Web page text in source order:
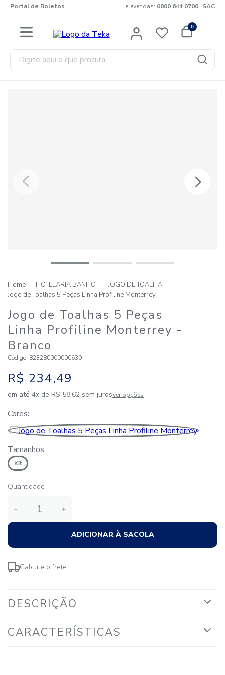
Portal de Boletos Televendas: 0800 644 0700 SAC
0
Digite aqui o que procura
HOTELARIA BANHO
JOGO DE TOALHA
Jogo de Toalhas 5 Peças Linha Profiline Monterrey
Jogo de Toalhas 5 Peças
Linha Profiline Monterrey -
Branco
Código: 823280000000630
R$ 234,49
em até 4x de R$ 58,62 sem jurosver opções
Cores
Tamanhos:
Kit
Quantidade
＋
－
ADICIONAR À SACOLA
Calcule o frete
DESCRIÇÃO
CARACTERÍSTICAS